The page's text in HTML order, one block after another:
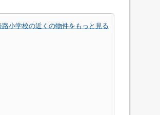
路小学校の近くの物件をもっと見る